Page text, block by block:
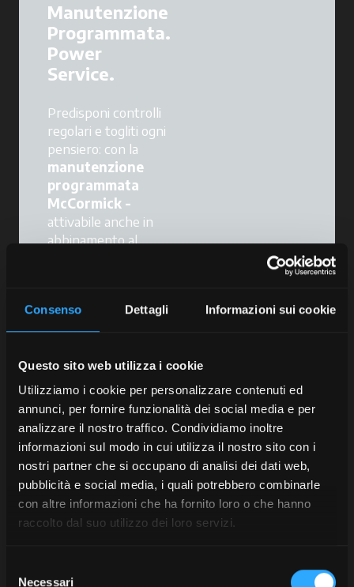
Consenso Dettagli Informazioni sui cookie
Questo sito web utilizza i cookie
Utilizziamo i cookie per personalizzare contenuti ed
annunci, per fornire funzionalità dei social media e per
analizzare il nostro traffico. Condividiamo inoltre
informazioni sul modo in cui utilizza il nostro sito con i
nostri partner che si occupano di analisi dei dati web,
pubblicità e social media, i quali potrebbero combinarle
con altre informazioni che ha fornito loro o che hanno
raccolto dal suo utilizzo dei loro servizi.
Necessari
Manutenzione
Programmata.
Power
Service.
Predisponi controlli
regolari e togliti ogni
pensiero: con la
manutenzione
programmata
McCormick -
attivabile anche in
abbinamento al
mantieni le
performance del
riduci i rischi di
guasto e conservi
la validità delle
garanzie.
Un programma
pensato per il tuo
trattore, un
supporto concreto
per il tuo lavoro.
E con l’appMy